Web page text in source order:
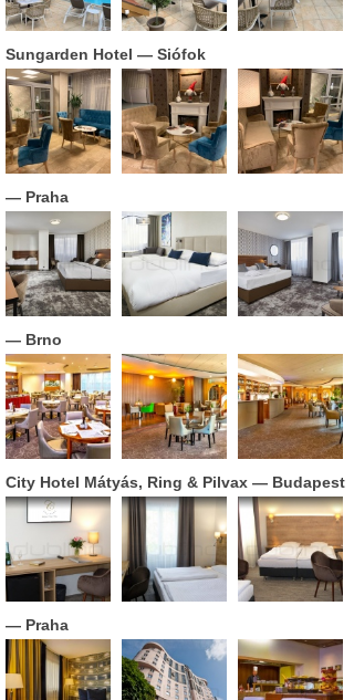
Sungarden Hotel — Siófok
— Praha
— Brno
City Hotel Mátyás, Ring & Pilvax — Budapest
— Praha